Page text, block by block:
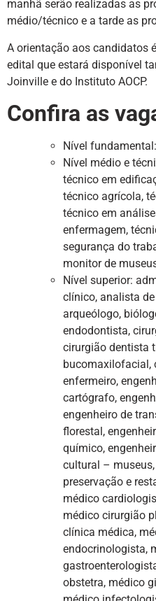
manhã serão realizadas as
médio/técnico e a tarde as
A orientação aos candidatos
edital que estará disponível
Joinville e do Instituto AOCP.
Confira as
Nível
Nível médio e
técnico em
técnico agrícola,
técnico em
enfermagem,
segurança do
monitor de
Nível superior:
clínico, analista
arqueólogo,
endodontista,
cirurgião dentista
bucomaxilofacial,
enfermeiro,
cartógrafo,
engenheiro de
florestal,
químico,
cultural –
preservação e
médico
médico cirurgião
clínica médica,
endocrinologista,
obstetra, médico